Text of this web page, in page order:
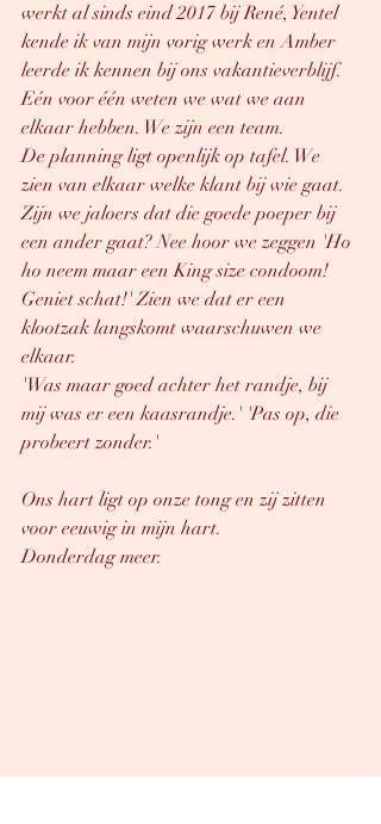
werkt al sinds eind 2017 bij René, Yentel
kende ik van mijn vorig werk en Amber
leerde ik kennen bij ons vakantieverblijf.
Eén voor één weten we wat we aan
elkaar hebben. We zijn een team.
De planning ligt openlijk op tafel. We
zien van elkaar welke klant bij wie gaat.
Zijn we jaloers dat die goede poeper bij
een ander gaat? Nee hoor we zeggen 'Ho
ho neem maar een King size condoom!
Geniet schat!' Zien we dat er een
klootzak langskomt waarschuwen we
elkaar.
'Was maar goed achter het randje, bij
mij was er een kaasrandje.' 'Pas op, die
probeert zonder.'
Ons hart ligt op onze tong en zij zitten
voor eeuwig in mijn hart.
Donderdag meer.